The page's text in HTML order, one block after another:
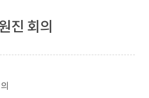
진 회의